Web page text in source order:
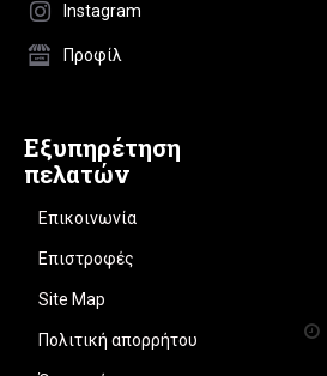
Instagram
Προφίλ
Εξυπηρέτηση
πελατών
Επικοινωνία
Επιστροφές
Site Map
Πολιτική απορρήτου